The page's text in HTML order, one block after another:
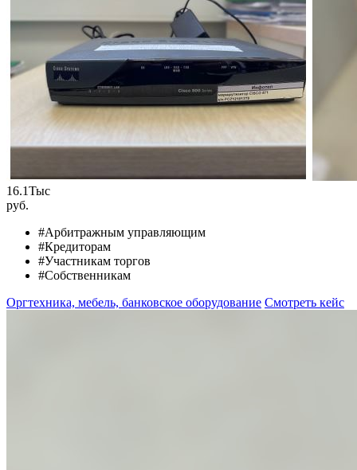
16.1Тыс
руб.
#Арбитражным управляющим
#Кредиторам
#Участникам торгов
#Собственникам
Оргтехника, мебель, банковское оборудование Смотреть кейс